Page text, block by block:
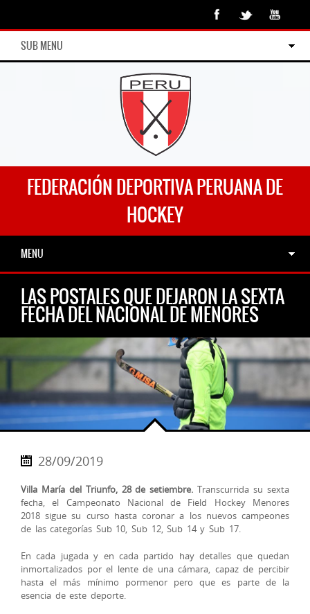
SUB MENU
FEDERACIÓN DEPORTIVA PERUANA DE
HOCKEY
MENU
LAS POSTALES QUE DEJARON LA SEXTA
FECHA DEL NACIONAL DE MENORES
28/09/2019
Villa María del Triunfo, 28 de setiembre. Transcurrida su sexta
fecha, el Campeonato Nacional de Field Hockey Menores
2018 sigue su curso hasta coronar a los nuevos campeones
de las categorías Sub 10, Sub 12, Sub 14 y Sub 17.
En cada jugada y en cada partido hay detalles que quedan
inmortalizados por el lente de una cámara, capaz de percibir
hasta el más mínimo pormenor pero que es parte de la
esencia de este deporte.